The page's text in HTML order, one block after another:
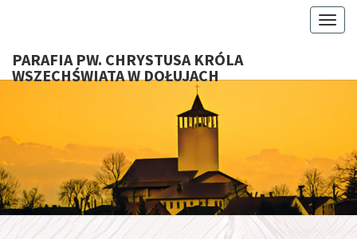
PARAFIA PW. CHRYSTUSA KRÓLA
WSZECHŚWIATA W DOŁUJACH